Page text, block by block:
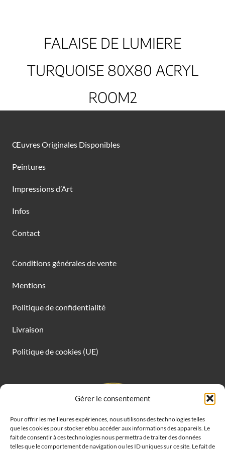
Gérer le consentement
Pour offrir les meilleures expériences, nous utilisons des technologies telles
que les cookies pour stocker et/ou accéder aux informations des appareils. Le
fait de consentir à ces technologies nous permettra de traiter des données
telles que le comportement de navigation ou les ID uniques sur ce site. Le fait de
FALAISE DE LUMIERE
TURQUOISE 80X80 ACRYL
ROOM2
Œuvres Originales Disponibles
Peintures
Impressions d’Art
Infos
Contact
Conditions générales de vente
Mentions
Politique de confidentialité
Livraison
Politique de cookies (UE)